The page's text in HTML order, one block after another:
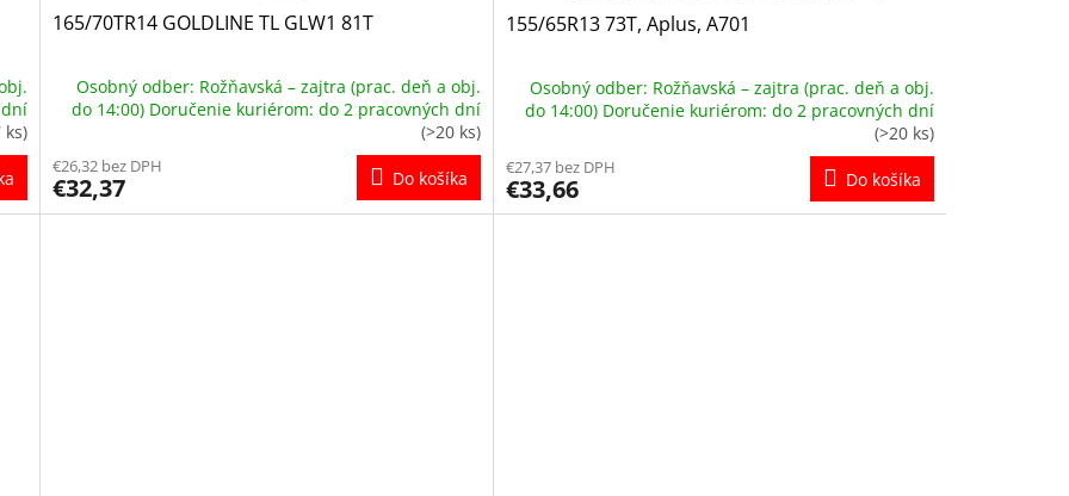
ks)
165/70TR14 GOLDLINE TL GLW1 81T
Osobný odber: Rožňavská – zajtra (prac. deň a obj.
do 14:00) Doručenie kuriérom: do 2 pracovných dní
(>20 ks)
€26,32 bez DPH
€32,37 Do košíka
155/65R13 73T, Aplus, A701
Osobný odber: Rožňavská – zajtra (prac. deň a obj.
do 14:00) Doručenie kuriérom: do 2 pracovných dní
(>20 ks)
€27,37 bez DPH
€33,66 Do košíka